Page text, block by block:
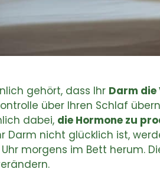
gehört, dass Ihr Darm
über Ihren Schlaf
dabei, die Hormone zu
Darm nicht glücklich ist,
morgens im Bett herum.